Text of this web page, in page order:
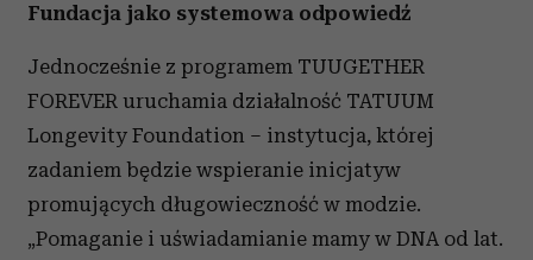
Fundacja jako systemowa odpowiedź
Jednocześnie z programem TUUGETHER
FOREVER uruchamia działalność TATUUM
Longevity Foundation – instytucja, której
zadaniem będzie wspieranie inicjatyw
promujących długowieczność w modzie.
„Pomaganie i uświadamianie mamy w DNA od lat.